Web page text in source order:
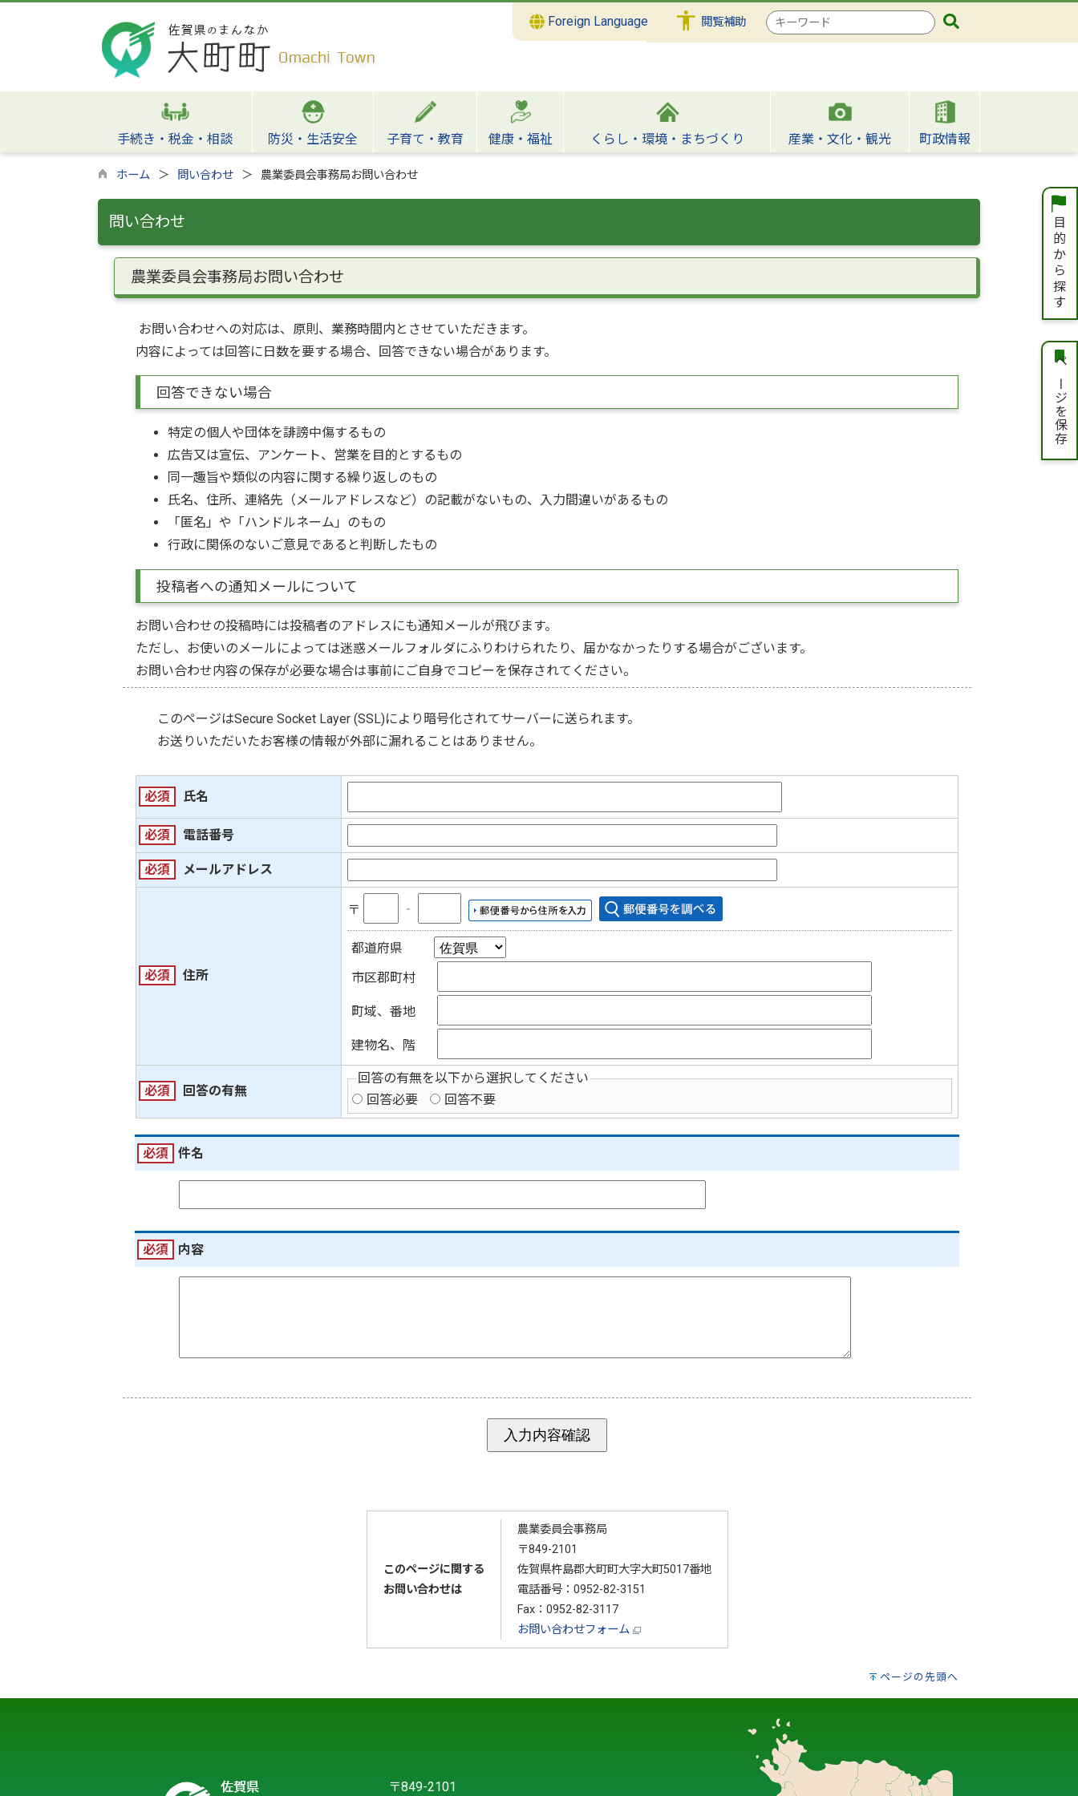
Foreign Language 閲覧補助
検
索
手続き・税金・相談 防災・生活安全 子育て・教育 健康・福祉 くらし・環境・まちづくり 産業・文化・観光 町政情報
ホーム 問い合わせ 農業委員会事務局お問い合わせ
問い合わせ
農業委員会事務局お問い合わせ
お問い合わせへの対応は、原則、業務時間内とさせていただきます。
内容によっては回答に日数を要する場合、回答できない場合があります。
回答できない場合
特定の個人や団体を誹謗中傷するもの
広告又は宣伝、アンケート、営業を目的とするもの
同一趣旨や類似の内容に関する繰り返しのもの
氏名、住所、連絡先（メールアドレスなど）の記載がないもの、入力間違いがあるもの
「匿名」や「ハンドルネーム」のもの
行政に関係のないご意見であると判断したもの
投稿者への通知メールについて
お問い合わせの投稿時には投稿者のアドレスにも通知メールが飛びます。
ただし、お使いのメールによっては迷惑メールフォルダにふりわけられたり、届かなかったりする場合がございます。
お問い合わせ内容の保存が必要な場合は事前にご自身でコピーを保存されてください。
このページはSecure Socket Layer (SSL)により暗号化されてサーバーに送られます。
お送りいただいたお客様の情報が外部に漏れることはありません。
必須 氏名
必須 電話番号
必須 メールアドレス
必須 住所
〒 ‐
都道府県
市区郡町村
町域、番地
建物名、階
必須 回答の有無
回答の有無を以下から選択してください
回答必要
回答不要
必須 件名
必須 内容
このページに関する
お問い合わせは
農業委員会事務局
〒849-2101
佐賀県杵島郡大町町大字大町5017番地
電話番号： 0952-82-3151
Fax：0952-82-3117
お問い合わせフォーム
ページの先頭へ
〒849-2101
ページを保存